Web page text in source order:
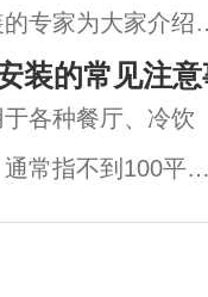
分为内平衡阀和
专家为大家介绍
。区别如下：1.
、出水，散热器有
带走更多热量。
装的常见注
各种餐厅、冷饮
常指不到100平
小型冷库安装呢